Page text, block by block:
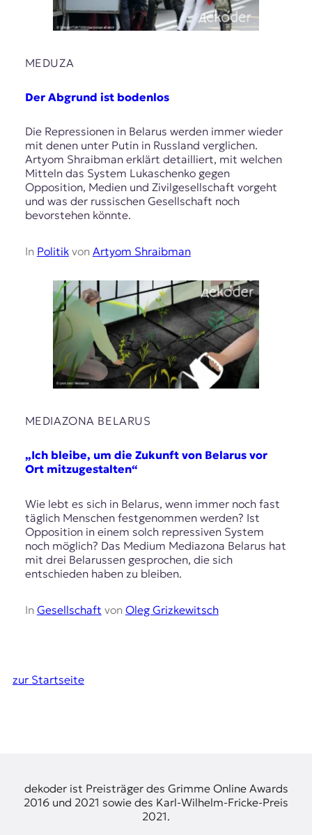
MEDUZA
Der Abgrund ist bodenlos
Die Repressionen in Belarus werden immer wieder
mit denen unter Putin in Russland verglichen.
Artyom Shraibman erklärt detailliert, mit welchen
Mitteln das System Lukaschenko gegen
Opposition, Medien und Zivilgesellschaft vorgeht
und was der russischen Gesellschaft noch
bevorstehen könnte.
In Politikvon Artyom Shraibman
MEDIAZONA BELARUS
„Ich bleibe, um die Zukunft von Belarus vor
Ort mitzugestalten“
Wie lebt es sich in Belarus, wenn immer noch fast
täglich Menschen festgenommen werden? Ist
Opposition in einem solch repressiven System
noch möglich? Das Medium Mediazona Belarus hat
mit drei Belarussen gesprochen, die sich
entschieden haben zu bleiben.
In Gesellschaft von Oleg Grizkewitsch
zur Startseite
dekoder ist Preisträger des Grimme Online Awards
2016 und 2021 sowie des Karl-Wilhelm-Fricke-Preis
2021.